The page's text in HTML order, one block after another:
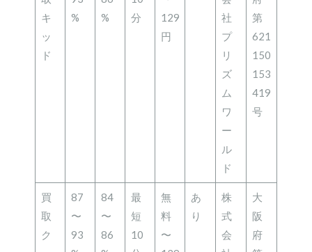
キ
ッ
ド
%
%
分
129
円
社
プ
リ
ズ
ム
ワ
ー
ル
ド
第
621
150
153
419
号
買
取
ク
87
〜
93
84
〜
86
最
短
10
無
料
〜
あ
り
株
式
会
大
阪
府